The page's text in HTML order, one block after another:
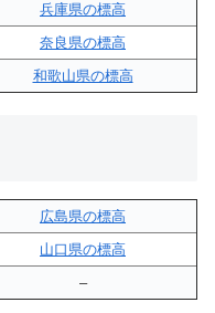
兵庫県の標高
奈良県の標高
和歌山県の標高
広島県の標高
山口県の標高
–